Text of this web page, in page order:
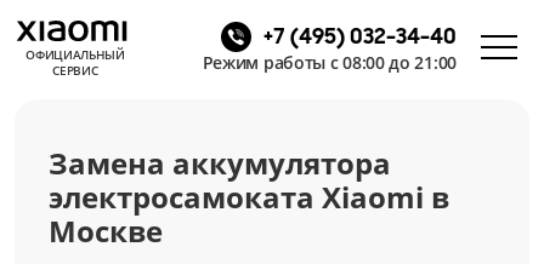
ОФИЦИАЛЬНЫЙ
СЕРВИС
+7 (495) 032-34-40
Режим работы с 08:00 до 21:00
Замена аккумулятора
электросамоката Xiaomi в
Москве